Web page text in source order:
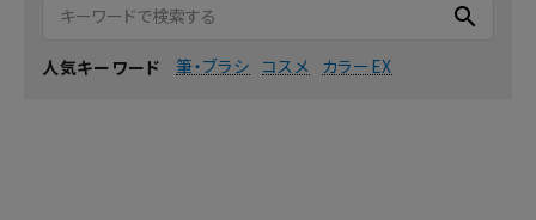
search
人気キーワード 筆・ブラシ コスメ カラーEX